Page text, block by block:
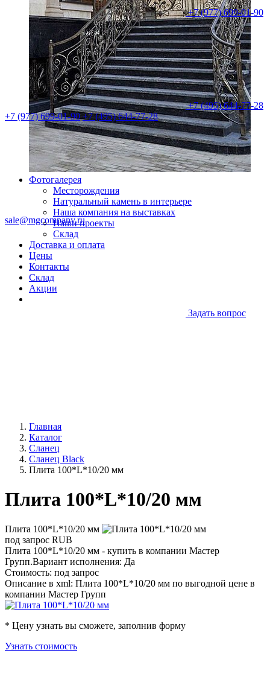
Фотогалерея
Месторождения
Натуральный камень в интерьере
Наша компания на выставках
Наши проекты
Склад
Доставка и оплата
Цены
Контакты
Склад
Акции
+7 (977) 699-01-90
+7 (495) 644-77-28
+7 (977) 699-01-90 +7 (495) 644-77-28
sale@mgcompany.ru
Задать вопрос
Главная
Каталог
Сланец
Сланец Black
Плита 100*L*10/20 мм
Плита 100*L*10/20 мм
Плита 100*L*10/20 мм
под запрос RUB
Плита 100*L*10/20 мм - купить в компании Мастер
Групп.Вариант исполнения: Да
Стоимость: под запрос
Описание в xml: Плита 100*L*10/20 мм по выгодной цене в
компании Мастер Групп
* Цену узнать вы сможете, заполнив форму
Узнать стоимость